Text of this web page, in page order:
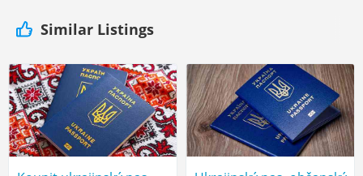
Similar Listings